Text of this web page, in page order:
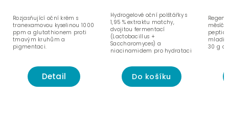
Detail
Rozjasňující oční krém s
tranexamovou kyselinou 1000
ppm a glutathionem proti
tmavým kruhům a
pigmentaci.
Do košíku
Hydrogelové oční polštářky s
1,95 % extraktu matchy,
dvojitou fermentací
(Lactobacillus +
Saccharomyces) a
niacinamidem pro hydrataci
30 g a